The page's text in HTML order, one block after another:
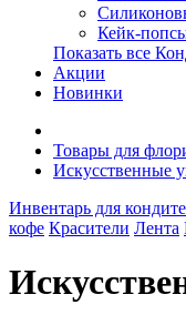
Кейк-
Показать все
Акции
Новинки
Товары для
Искусственные
Инвентарь для
кофе Красители Лента